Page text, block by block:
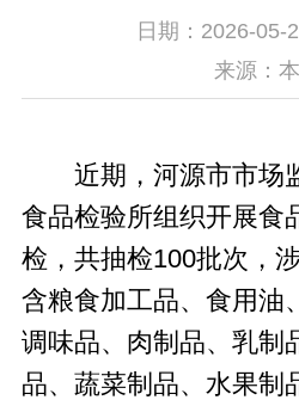
日期：2026-05-
来源：
近期，河源市市场
食品检验所组织开展食
检，共抽检100批次，
含粮食加工品、食用油
调味品、肉制品、乳制
品、蔬菜制品、水果制